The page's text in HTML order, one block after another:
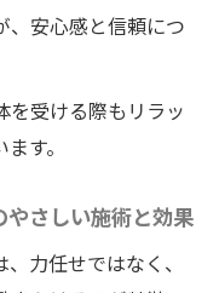
、安心感と信頼につ
を受ける際もリラッ
す。
さしい施術と効果
力任せではなく、